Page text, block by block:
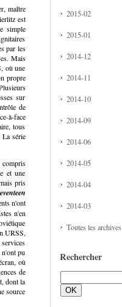
2015-02
2015-01
2014-12
2014-11
2014-10
2014-09
2014-06
2014-05
2014-04
2014-03
Toutes les archives
Rechercher
maître
est
simple
par les
Mais
où une
propre
sur
de
à-face
tous
La série
et une
pris
n'ont
n'en
URSS,
n'ont pu
où
de
dont la
source